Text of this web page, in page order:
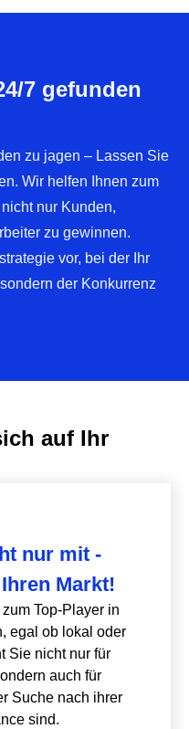
7 gefunden
zu jagen – Lassen Sie
Wir helfen Ihnen zum
nur Kunden,
zu gewinnen.
vor, bei der Ihr
der Konkurrenz
auf Ihr
nur mit -
Markt!
Top-Player in
egal ob lokal oder
Sie nicht nur für
auch für
Suche nach ihrer
sind.